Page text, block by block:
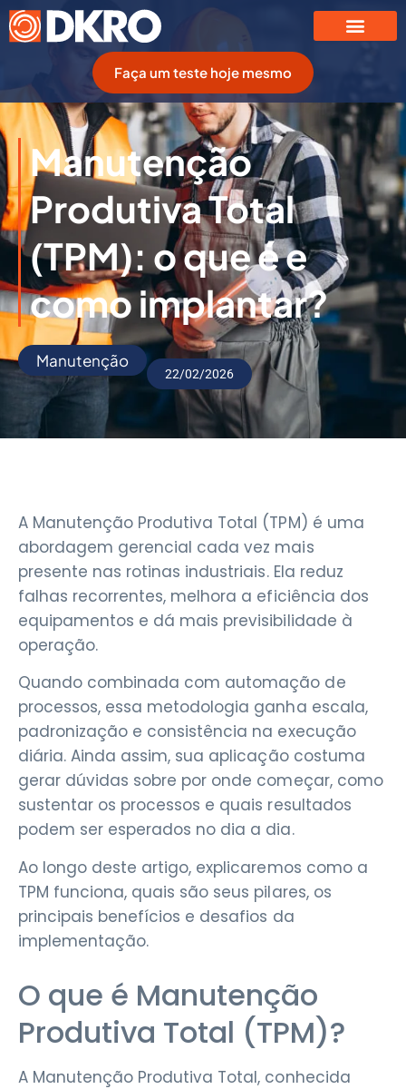
Faça um teste hoje mesmo
Manutenção
Produtiva Total
(TPM): o que é e
como implantar?
Manutenção
22/02/2026
A Manutenção Produtiva Total (TPM) é uma
abordagem gerencial cada vez mais
presente nas rotinas industriais. Ela reduz
falhas recorrentes, melhora a eficiência dos
equipamentos e dá mais previsibilidade à
operação.
Quando combinada com automação de
processos, essa metodologia ganha escala,
padronização e consistência na execução
diária. Ainda assim, sua aplicação costuma
gerar dúvidas sobre por onde começar, como
sustentar os processos e quais resultados
podem ser esperados no dia a dia.
Ao longo deste artigo, explicaremos como a
TPM funciona, quais são seus pilares, os
principais benefícios e desafios da
implementação.
O que é Manutenção
Produtiva Total (TPM)?
A Manutenção Produtiva Total, conhecida